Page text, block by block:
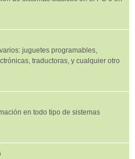
juguetes programables,
traductoras, y cualquier otro
en todo tipo de sistemas